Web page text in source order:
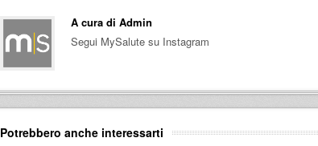
A cura di Admin
Segui MySalute su Instagram
Potrebbero anche interessarti